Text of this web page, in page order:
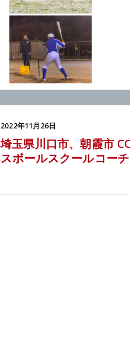
2022年11月26日
埼玉県川口市、朝霞市
スボールスクールコー